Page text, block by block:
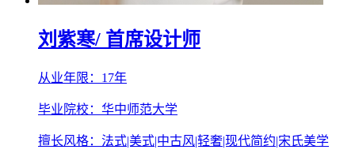
刘紫寒/ 首席设计师
从业年限：17年
毕业院校：华中师范大学
擅长风格：法式|美式|中古风|轻奢|现代简约|宋氏美学